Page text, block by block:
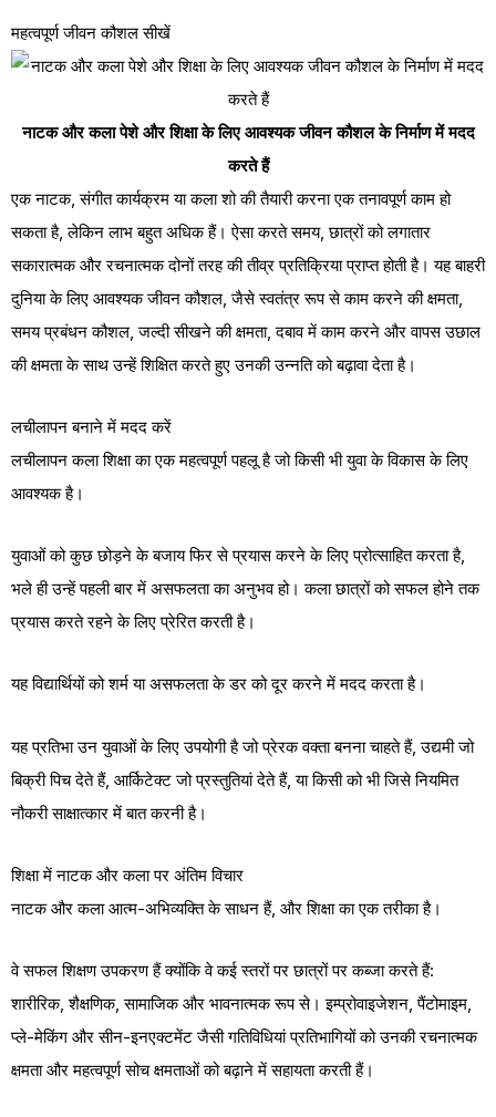
महत्वपूर्ण जीवन कौशल सीखें
नाटक और कला पेशे और शिक्षा के लिए आवश्यक जीवन कौशल के निर्माण में मदद
करते हैं
एक नाटक, संगीत कार्यक्रम या कला शो की तैयारी करना एक तनावपूर्ण काम हो
सकता है, लेकिन लाभ बहुत अधिक हैं। ऐसा करते समय, छात्रों को लगातार
सकारात्मक और रचनात्मक दोनों तरह की तीव्र प्रतिक्रिया प्राप्त होती है। यह बाहरी
दुनिया के लिए आवश्यक जीवन कौशल, जैसे स्वतंत्र रूप से काम करने की क्षमता,
समय प्रबंधन कौशल, जल्दी सीखने की क्षमता, दबाव में काम करने और वापस उछाल
की क्षमता के साथ उन्हें शिक्षित करते हुए उनकी उन्नति को बढ़ावा देता है।
लचीलापन बनाने में मदद करें
लचीलापन कला शिक्षा का एक महत्वपूर्ण पहलू है जो किसी भी युवा के विकास के लिए
आवश्यक है।
युवाओं को कुछ छोड़ने के बजाय फिर से प्रयास करने के लिए प्रोत्साहित करता है,
भले ही उन्हें पहली बार में असफलता का अनुभव हो। कला छात्रों को सफल होने तक
प्रयास करते रहने के लिए प्रेरित करती है।
यह विद्यार्थियों को शर्म या असफलता के डर को दूर करने में मदद करता है।
यह प्रतिभा उन युवाओं के लिए उपयोगी है जो प्रेरक वक्ता बनना चाहते हैं, उद्यमी जो
बिक्री पिच देते हैं, आर्किटेक्ट जो प्रस्तुतियां देते हैं, या किसी को भी जिसे नियमित
नौकरी साक्षात्कार में बात करनी है।
शिक्षा में नाटक और कला पर अंतिम विचार
नाटक और कला आत्म-अभिव्यक्ति के साधन हैं, और शिक्षा का एक तरीका है।
वे सफल शिक्षण उपकरण हैं क्योंकि वे कई स्तरों पर छात्रों पर कब्जा करते हैं:
शारीरिक, शैक्षणिक, सामाजिक और भावनात्मक रूप से। इम्प्रोवाइजेशन, पैंटोमाइम,
प्ले-मेकिंग और सीन-इनएक्टमेंट जैसी गतिविधियां प्रतिभागियों को उनकी रचनात्मक
क्षमता और महत्वपूर्ण सोच क्षमताओं को बढ़ाने में सहायता करती हैं।